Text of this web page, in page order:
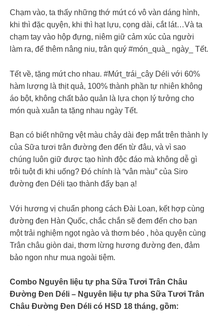
Chạm vào, ta thấy những thớ mứt có vô vàn dáng hình,
khi thì đặc quyện, khi thì hạt lựu, cọng dài, cắt lát…Và ta
chạm tay vào hộp đựng, niêm giữ cảm xúc của người
làm ra, để thêm nâng niu, trân quý #món_quà_ ngày_ Tết.
Tết về, tặng mứt cho nhau. #Mứt_trái_cây Déli với 60%
hàm lượng là thịt quả, 100% thành phần tự nhiên không
áo bột, không chất bảo quản là lựa chọn lý tưởng cho
món quà xuân ta tặng nhau ngày Tết.
Bạn có biết những vệt màu chảy dài đẹp mắt trên thành ly
của Sữa tươi trân đường đen đến từ đâu, và vì sao
chúng luôn giữ được tạo hình độc đáo mà không dễ gì
trôi tuột đi khi uống? Đó chính là “vân màu” của Siro
đường đen Déli tạo thành đấy bạn ạ!
Với hương vị chuẩn phong cách Đài Loan, kết hợp cùng
đường đen Hàn Quốc, chắc chắn sẽ đem đến cho bạn
một trải nghiệm ngọt ngào và thơm béo , hòa quyện cùng
Trân châu giòn dai, thơm lừng hương đường đen, đảm
bảo ngon như mua ngoài tiệm.
Combo Nguyên liệu tự pha Sữa Tươi Trân Châu
Đường Đen Déli – Nguyên liệu tự pha Sữa Tươi Trân
Châu Đường Đen Déli có HSD 18 tháng, gồm: